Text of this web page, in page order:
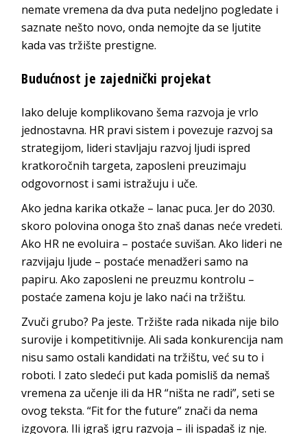
nemate vremena da dva puta nedeljno pogledate i
saznate nešto novo, onda nemojte da se ljutite
kada vas tržište prestigne.
Budućnost je zajednički projekat
Iako deluje komplikovano šema razvoja je vrlo
jednostavna. HR pravi sistem i povezuje razvoj sa
strategijom, lideri stavljaju razvoj ljudi ispred
kratkoročnih targeta, zaposleni preuzimaju
odgovornost i sami istražuju i uče.
Ako jedna karika otkaže – lanac puca. Jer do 2030.
skoro polovina onoga što znaš danas neće vredeti.
Ako HR ne evoluira – postaće suvišan. Ako lideri ne
razvijaju ljude – postaće menadžeri samo na
papiru. Ako zaposleni ne preuzmu kontrolu –
postaće zamena koju je lako naći na tržištu.
Zvuči grubo? Pa jeste. Tržište rada nikada nije bilo
surovije i kompetitivnije. Ali sada konkurencija nam
nisu samo ostali kandidati na tržištu, već su to i
roboti. I zato sledeći put kada pomisliš da nemaš
vremena za učenje ili da HR “ništa ne radi”, seti se
ovog teksta. “Fit for the future” znači da nema
izgovora. Ili igraš igru razvoja – ili ispadaš iz nje.